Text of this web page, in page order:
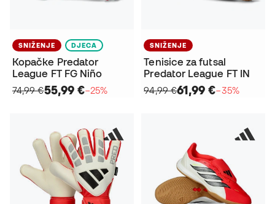
SNIŽENJE DJECA
Kopačke Predator
League FT FG Niño
74,99 €55,99 €−25%
SNIŽENJE
Tenisice za futsal
Predator League FT IN
94,99 €61,99 €−35%